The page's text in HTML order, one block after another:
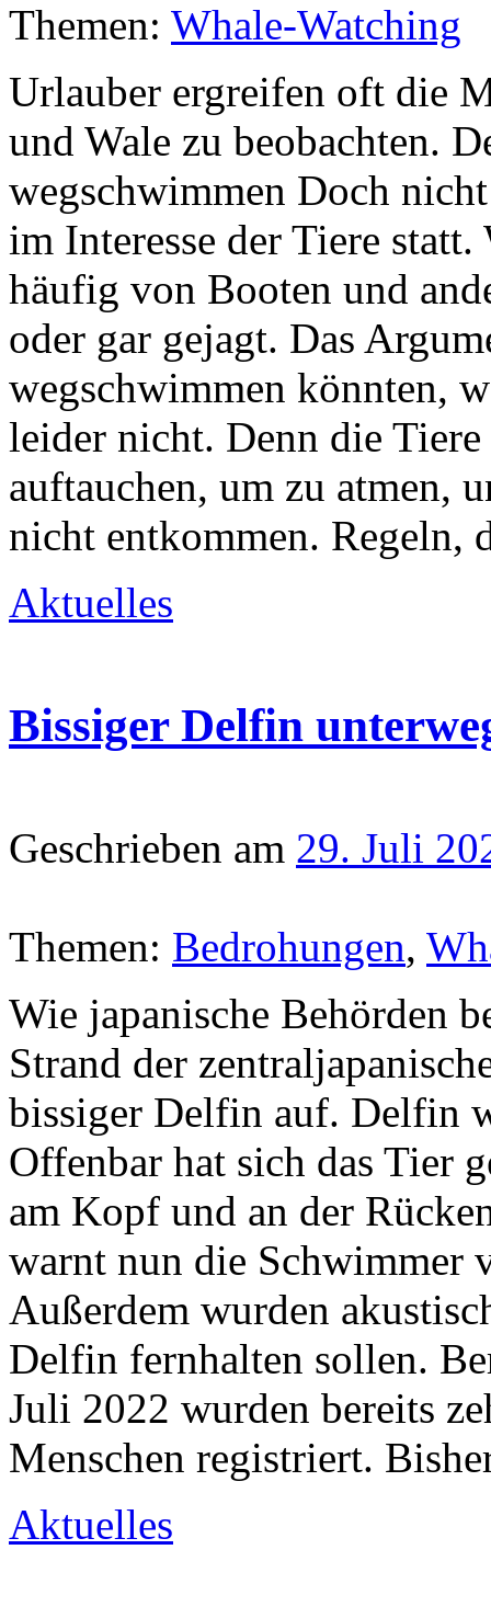
Themen: Whale-Watching
Urlauber ergreifen oft die
und Wale zu beobachten.
wegschwimmen Doch
im Interesse der Tiere
häufig von Booten und
oder gar gejagt. Das
wegschwimmen könnten,
leider nicht. Denn die
auftauchen, um zu atmen,
nicht entkommen.
Aktuelles
Bissiger Delfin
Geschrieben am 29. Juli
Themen: Bedrohungen,
Wie japanische Behörden
Strand der
bissiger Delfin auf. Delfin
Offenbar hat sich das Tier
am Kopf und an der
warnt nun die Schwimmer
Außerdem wurden
Delfin fernhalten sollen.
Juli 2022 wurden bereits
Menschen registriert.
Aktuelles